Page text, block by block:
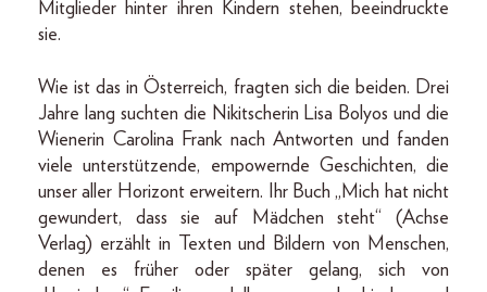
Mitglieder hinter ihren Kindern stehen, beeindruckte
sie.
Wie ist das in Österreich, fragten sich die beiden. Drei
Jahre lang suchten die Nikitscherin Lisa Bolyos und die
Wienerin Carolina Frank nach Antworten und fanden
viele unterstützende, empowernde Geschichten, die
unser aller Horizont erweitern. Ihr Buch „Mich hat nicht
gewundert, dass sie auf Mädchen steht“ (Achse
Verlag) erzählt in Texten und Bildern von Menschen,
denen es früher oder später gelang, sich von